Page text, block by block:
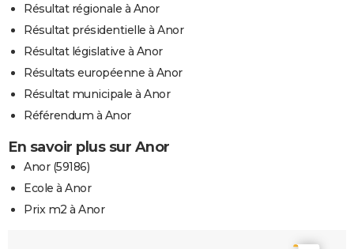
Résultat régionale à Anor
Résultat présidentielle à Anor
Résultat législative à Anor
Résultats européenne à Anor
Résultat municipale à Anor
Référendum à Anor
En savoir plus sur Anor
Anor (59186)
Ecole à Anor
Prix m2 à Anor